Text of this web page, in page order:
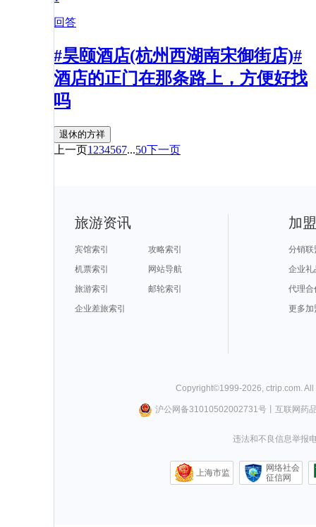
回答
#昊颐酒店(杭州西湖南宋御街店)#
酒店的正门在那条路上，方便好找
吗
退休的方祥
上一页1 234567...50下一页
旅游资讯
宾馆索引
攻略索引
机票索引
网站导航
旅游索引
邮轮索引
企业差旅索引
加
分销联
企业礼
代理合
更多加
Copyright©1999-2026, ctrip.com.
沪公网备31010502002731号丨 互联网药
违法和不良信息举报
上海市监
网络社会
征信网